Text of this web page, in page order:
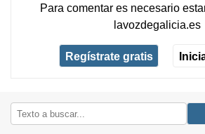
Para comentar es necesario
lavozdegalicia.es
Regístrate gratis